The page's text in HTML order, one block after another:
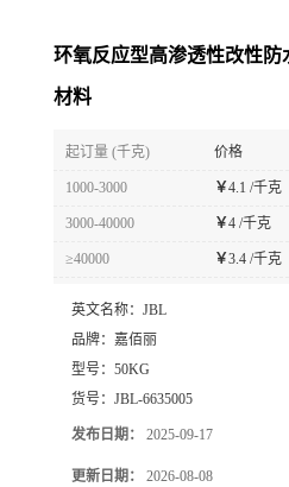
环氧反应型高渗透性改性
材料
起订量 (千克) 价格
1000-3000 ￥4.1 /千克
3000-40000 ￥4 /千克
≥40000 ￥3.4 /千克
英文名称： JBL
品牌： 嘉佰丽
型号： 50KG
货号： JBL-6635005
发布日期： 2025-09-17
更新日期： 2026-08-08